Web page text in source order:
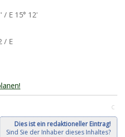
/ E 15° 12'
/ E
C
Dies ist ein redaktioneller Eintrag!
Sind Sie der Inhaber dieses Inhaltes?